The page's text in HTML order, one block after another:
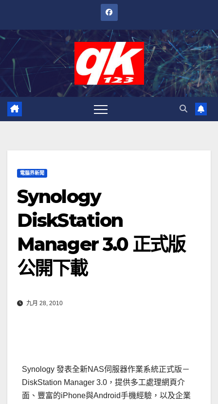
內
電腦界新聞
Synology
DiskStation
Manager 3.0 正式版
公開下載
九月 28, 2010
Synology 發表全新NAS伺服器作業系統正式版－
DiskStation Manager 3.0，提供多工處理網頁介
面、豐富的iPhone與Android手機經驗，以及企業